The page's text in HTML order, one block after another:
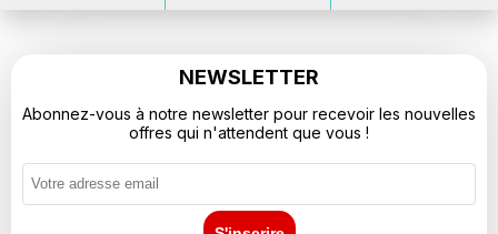
NEWSLETTER
Abonnez-vous à notre newsletter pour recevoir les nouvelles
offres qui n'attendent que vous !